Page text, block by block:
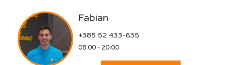
Fabian
+385 52 433-635
08:00 - 20:00